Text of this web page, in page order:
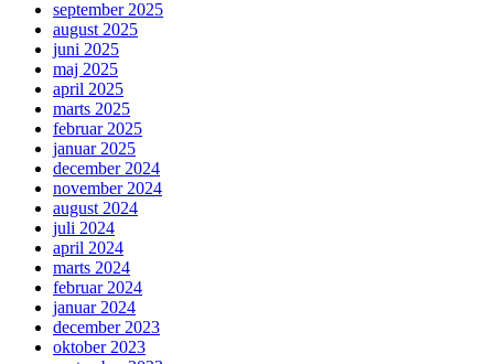
september 2025
august 2025
juni 2025
maj 2025
april 2025
marts 2025
februar 2025
januar 2025
december 2024
november 2024
august 2024
juli 2024
april 2024
marts 2024
februar 2024
januar 2024
december 2023
oktober 2023